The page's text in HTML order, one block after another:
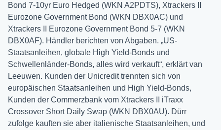
Bond 7-10yr Euro Hedged (WKN A2PDTS), Xtrackers II
Eurozone Government Bond (WKN DBX0AC) und
Xtrackers II Eurozone Government Bond 5-7 (WKN
DBX0AF). Händler berichten von Abgaben. „US-
Staatsanleihen, globale High Yield-Bonds und
Schwellenländer-Bonds, alles wird verkauft“, erklärt van
Leeuwen. Kunden der Unicredit trennten sich von
europäischen Staatsanleihen und High Yield-Bonds,
Kunden der Commerzbank vom Xtrackers II iTraxx
Crossover Short Daily Swap (WKN DBX0AU). Dürr
zufolge kauften sie aber italienische Staatsanleihen, und